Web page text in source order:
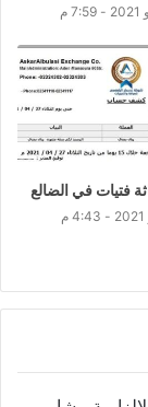
فتيات في الضالع